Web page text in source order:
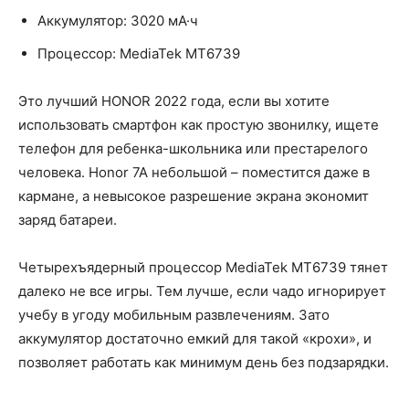
Аккумулятор: 3020 мА·ч
Процессор: MediaTek MT6739
Это лучший HONOR 2022 года, если вы хотите
использовать смартфон как простую звонилку, ищете
телефон для ребенка-школьника или престарелого
человека. Honor 7A небольшой – поместится даже в
кармане, а невысокое разрешение экрана экономит
заряд батареи.
Четырехъядерный процессор MediaTek MT6739 тянет
далеко не все игры. Тем лучше, если чадо игнорирует
учебу в угоду мобильным развлечениям. Зато
аккумулятор достаточно емкий для такой «крохи», и
позволяет работать как минимум день без подзарядки.